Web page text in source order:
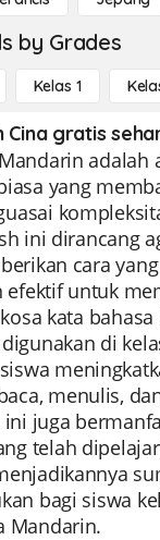
by Grades
Kelas 1
gratis
adalah
yang
ini dirancang
cara yang
efektif untuk
kata
di
menulis,
juga
telah
bagi siswa
Mandarin.